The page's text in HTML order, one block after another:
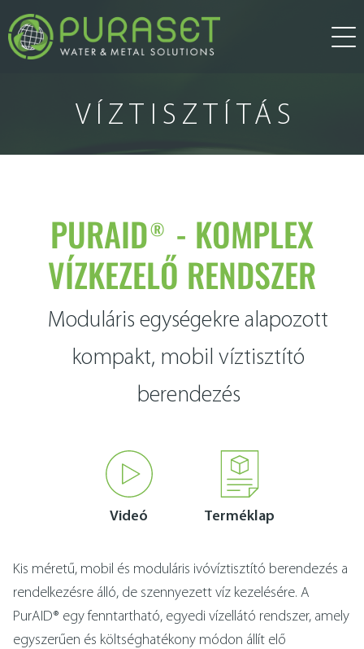
rólunk
termékek
kutatás-fejlesztés
víztechnológia
egyéb szolgáltatás
hírek
referenciák
kapcsolat
VÍZTISZTÍTÁS
PURAID® - KOMPLEX
VÍZKEZELŐ RENDSZER
Moduláris egységekre alapozott
kompakt, mobil víztisztító
berendezés
Videó Terméklap
Kis méretű, mobil és moduláris ivóvíztisztító berendezés a
rendelkezésre álló, de szennyezett víz kezelésére. A
PurAID® egy fenntartható, egyedi vízellátó rendszer, amely
egyszerűen és költséghatékony módon állít elő